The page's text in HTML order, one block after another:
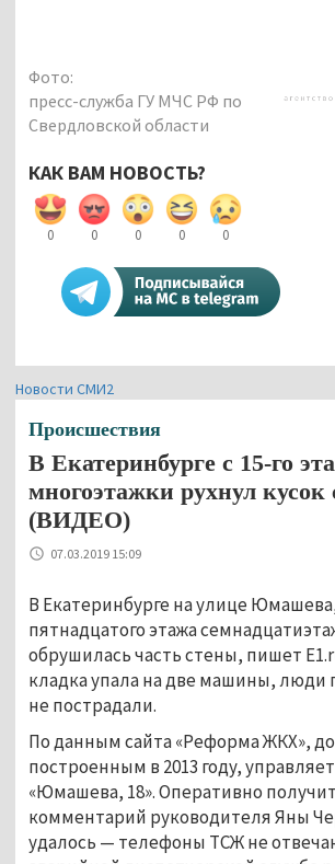
Фото:
пресс-служба ГУ МЧС РФ по
Свердловской области
КАК ВАМ НОВОСТЬ?
0 0 0 0 0
Новости СМИ2
Происшествия
В Екатеринбурге с 15-го
многоэтажки рухнул кусок
(ВИДЕО)
07.03.2019 15:09
В Екатеринбурге на улице
пятнадцатого этажа
обрушилась часть стены, пишет
кладка упала на две машины, люди
не пострадали.
По данным сайта «Реформа ЖКХ»,
построенным в 2013 году,
«Юмашева, 18». Оперативно
комментарий руководителя Яны
удалось — телефоны ТСЖ не